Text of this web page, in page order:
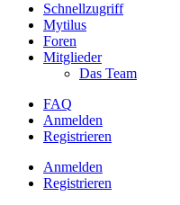
Schnellzugriff
Mytilus
Foren
Mitglieder
Das Team
FAQ
Anmelden
Registrieren
Anmelden
Registrieren